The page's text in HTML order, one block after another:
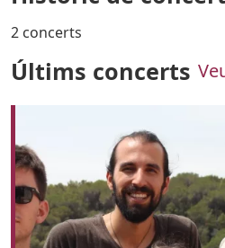
2 concerts
Últims concerts